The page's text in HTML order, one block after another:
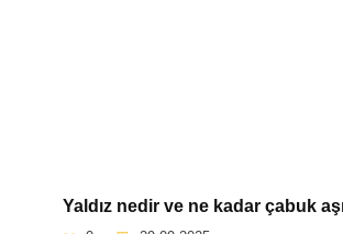
Yaldız nedir ve ne kadar çabuk